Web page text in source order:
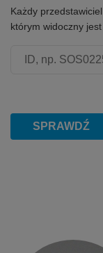
Każdy
którym widoczny jest
SPRAWDŹ